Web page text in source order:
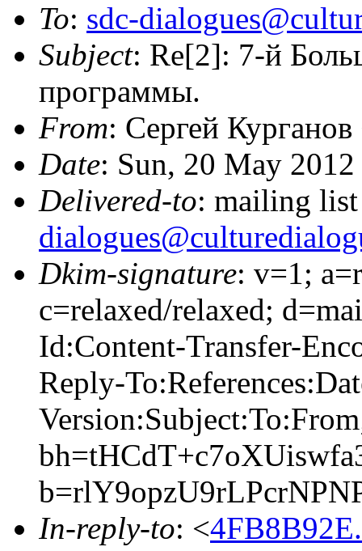
To: sdc-
Subject: Re[2]: 7-й
программы.
From: Сергей Курганов
Date: Sun, 20 May
Delivered-to: mailing
Dkim-signature: v=1;
c=relaxed/relaxed;
Id:Content-Transfer-
Reply-
In-reply-to: <